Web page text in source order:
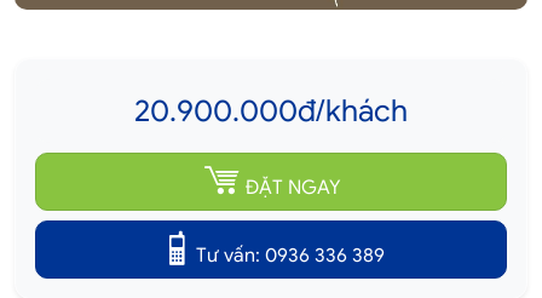
20.900.000đ/khách
ĐẶT NGAY
Tư vấn: 0936 336 389